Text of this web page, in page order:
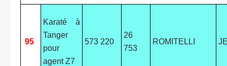
95
Karaté à
Tanger
pour
agent Z7
573 220
26
753
ROMITELLI